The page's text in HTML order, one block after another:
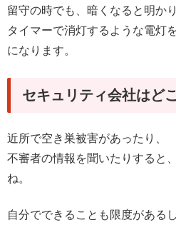
留守の時でも、暗くなると明か
タイマーで消灯するような電灯
になります。
セキュリティ会社はど
近所で空き巣被害があったり、
不審者の情報を聞いたりすると
ね。
自分でできることも限度がある